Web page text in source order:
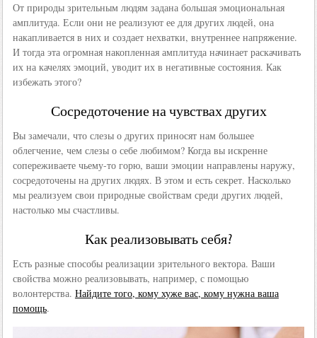
От природы зрительным людям задана большая эмоциональная
амплитуда. Если они не реализуют ее для других людей, она
накапливается в них и создает нехватки, внутреннее напряжение.
И тогда эта огромная накопленная амплитуда начинает раскачивать
их на качелях эмоций, уводит их в негативные состояния. Как
избежать этого?
Сосредоточение на чувствах других
Вы замечали, что слезы о других приносят нам большее
облегчение, чем слезы о себе любимом? Когда вы искренне
сопереживаете чьему-то горю, ваши эмоции направлены наружу,
сосредоточены на других людях. В этом и есть секрет. Насколько
мы реализуем свои природные свойствам среди других людей,
настолько мы счастливы.
Как реализовывать себя?
Есть разные способы реализации зрительного вектора. Ваши
свойства можно реализовывать, например, с помощью
волонтерства. Найдите того, кому хуже вас, кому нужна ваша
помощь.